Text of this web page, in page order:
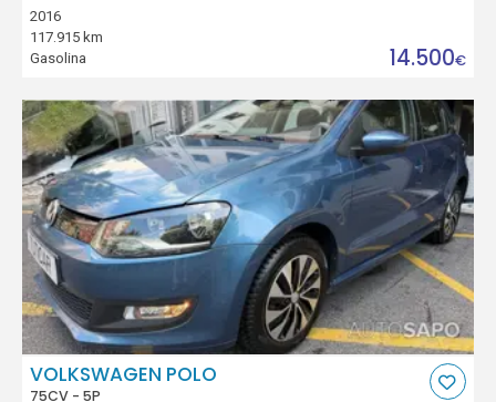
2016
117.915 km
Gasolina
14.500€
VOLKSWAGEN POLO
75CV - 5P